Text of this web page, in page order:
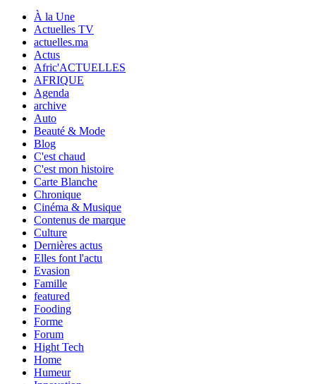
À la Une
Actuelles TV
actuelles.ma
Actus
Afric'ACTUELLES
AFRIQUE
Agenda
archive
Auto
Beauté & Mode
Blog
C'est chaud
C'est mon histoire
Carte Blanche
Chronique
Cinéma & Musique
Contenus de marque
Culture
Dernières actus
Elles font l'actu
Evasion
Famille
featured
Fooding
Forme
Forum
Hight Tech
Home
Humeur